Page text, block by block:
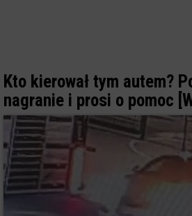
Kto kierował tym autem?
nagranie i prosi o pomoc